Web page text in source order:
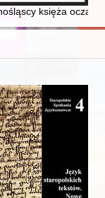
w Piotrkowie
księża